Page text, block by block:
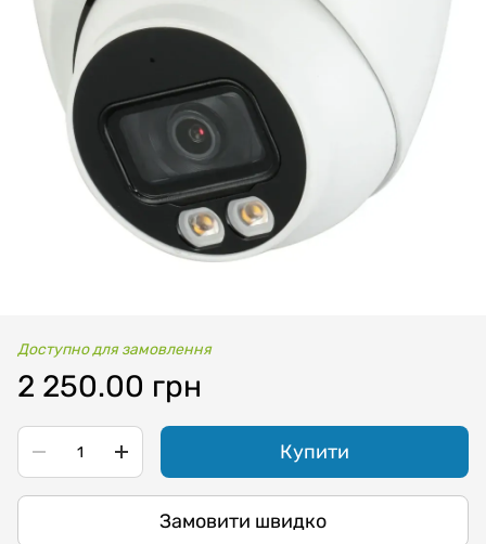
Доступно для замовлення
2 250.00 грн
Купити
Замовити швидко